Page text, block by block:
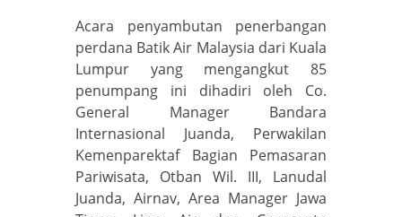
Acara penyambutan penerbangan
perdana Batik Air Malaysia dari Kuala
Lumpur yang mengangkut 85
penumpang ini dihadiri oleh Co.
General Manager Bandara
Internasional Juanda, Perwakilan
Kemenparektaf Bagian Pemasaran
Pariwisata, Otban Wil. III, Lanudal
Juanda, Airnav, Area Manager Jawa